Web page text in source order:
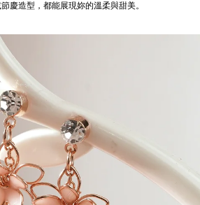
慶造型，都能展現妳的溫柔與甜美。